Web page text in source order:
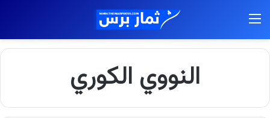
النووي الكوري